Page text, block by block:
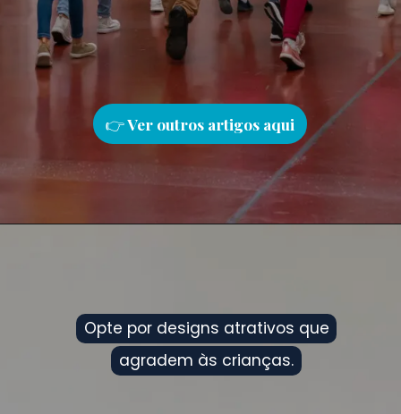
👉Ver outros artigos aqui
Opte por designs atrativos que
agradem às crianças.
Opte por designs atrativos que
agradem às crianças.